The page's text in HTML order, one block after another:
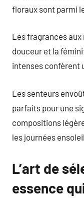
floraux sont parmi
Les fragrances
douceur et la
intenses confèrent
Les senteurs
parfaits pour une
compositions
les journées
L’art de
essence